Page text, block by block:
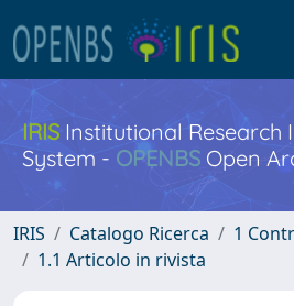
IRISInstitutional Research
System - OPENBS Open
IRIS Catalogo Ricerca
1
1.1 Articolo in rivista